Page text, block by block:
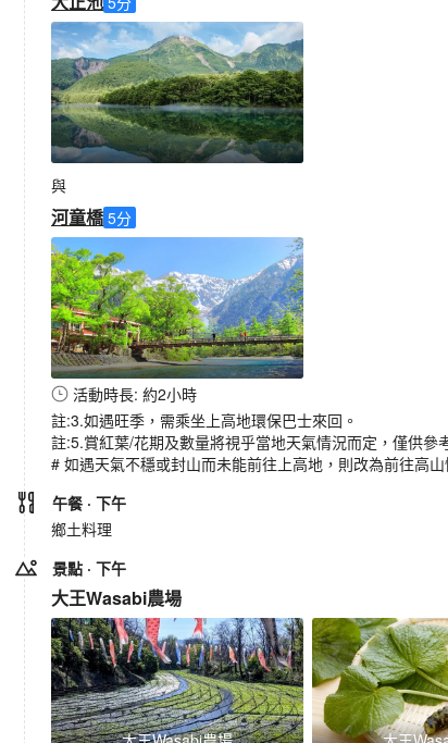
與
河童橋 5分
活動時長: 約2小時
註:3.如遇旺季，需乘坐上高地環保巴士來回。
註:5.賞紅葉/花期及數量將視乎當地天氣情況而定，僅供參
# 如遇天氣不穩或封山而未能前往上高地，則改為前往高
午餐 · 下午
鄉土料理
景點 · 下午
大王Wasabi農場